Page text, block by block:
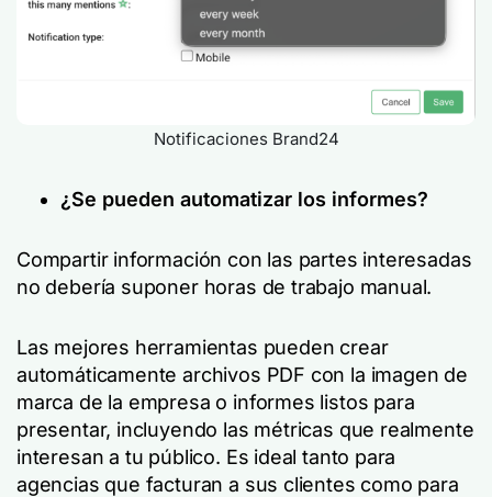
Notificaciones Brand24
¿Se pueden automatizar los informes?
Compartir información con las partes interesadas
no debería suponer horas de trabajo manual.
Las mejores herramientas pueden crear
automáticamente archivos PDF con la imagen de
marca de la empresa o informes listos para
presentar, incluyendo las métricas que realmente
interesan a tu público. Es ideal tanto para
agencias que facturan a sus clientes como para